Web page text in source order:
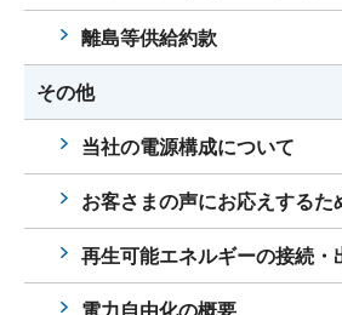
離島等供給約款
その他
当社の電源構成について
お客さまの声にお応えするた
再生可能エネルギーの接続・
電力自由化の概要